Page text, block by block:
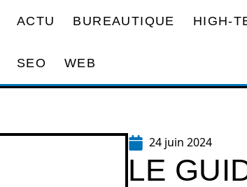
ACTU BUREAUTIQUE HIGH-
SEO WEB
24 juin 2024
LE